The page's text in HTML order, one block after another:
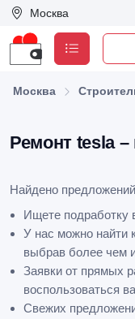
Москва
Москва
Ремонт tesla
Найдено
Ищете подработку
У нас можно найти
выбрав более чем
Заявки от прямых
воспользоваться
Свежих